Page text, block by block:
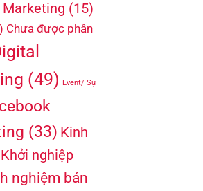
(15)
Chưa được phân
(49) Event/ Sự
(33) Kinh
nghiệp
nghiệm bán